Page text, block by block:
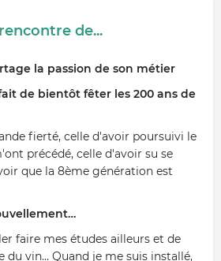
de...
la passion de son métier
de bientôt fêter les 200 ans de
fierté, celle d'avoir poursuivi le
précédé, celle d'avoir su se
que la 8ème génération est
faire mes études ailleurs et de
du vin… Quand je me suis installé,